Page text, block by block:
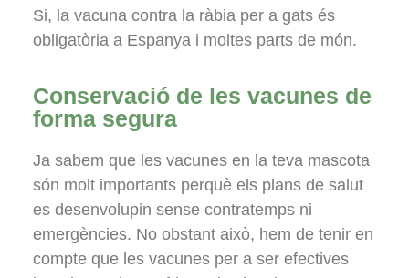
Si, la vacuna contra la ràbia per a gats és
obligatòria a Espanya i moltes parts de món.
Conservació de les vacunes de
forma segura
Ja sabem que les vacunes en la teva mascota
són molt importants perquè els plans de salut
es desenvolupin sense contratemps ni
emergències. No obstant això, hem de tenir en
compte que les vacunes per a ser efectives